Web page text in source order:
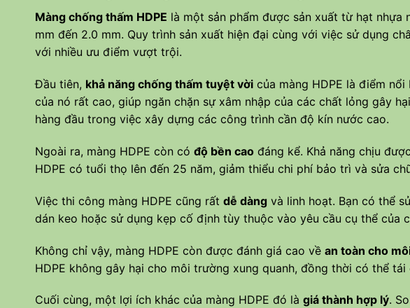
Màng chống thấm HDPE là một sản phẩm được sản xuất từ hạt
mm đến 2.0 mm. Quy trình sản xuất hiện đại cùng với việc sử dụng
với nhiều ưu điểm vượt trội.
Đầu tiên, khả năng chống thấm tuyệt vời của màng HDPE là điểm
của nó rất cao, giúp ngăn chặn sự xâm nhập của các chất lỏng gây
hàng đầu trong việc xây dựng các công trình cần độ kín nước cao.
Ngoài ra, màng HDPE còn có độ bền cao đáng kể. Khả năng chịu
HDPE có tuổi thọ lên đến 25 năm, giảm thiểu chi phí bảo trì và sửa
Việc thi công màng HDPE cũng rất dễ dàng và linh hoạt. Bạn có thể
dán keo hoặc sử dụng kẹp cố định tùy thuộc vào yêu cầu cụ thể của
Không chỉ vậy, màng HDPE còn được đánh giá cao về an toàn cho
HDPE không gây hại cho môi trường xung quanh, đồng thời có thể tái
Cuối cùng, một lợi ích khác của màng HDPE đó là giá thành hợp lý.